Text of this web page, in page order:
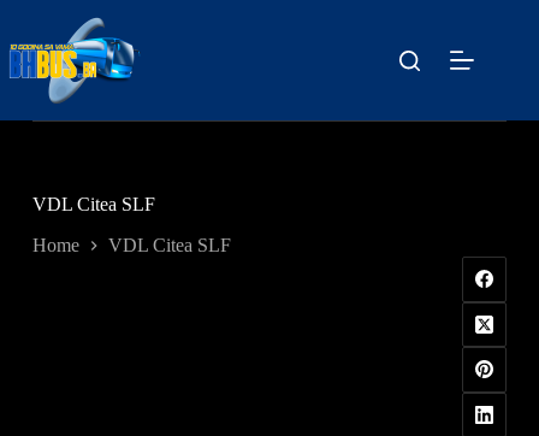
content
VDL Citea SLF
Home VDL Citea SLF